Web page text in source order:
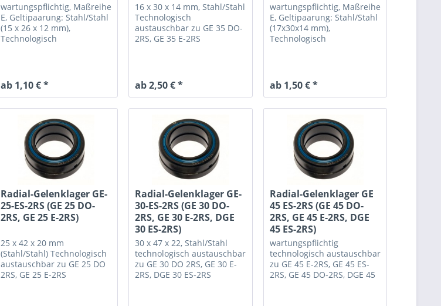
wartungspflichtig, Maßreihe
E, Geltipaarung: Stahl/Stahl
(15 x 26 x 12 mm),
Technologisch
ab 1,10 € *
16 x 30 x 14 mm, Stahl/Stahl
Technologisch
austauschbar zu GE 35 DO-
2RS, GE 35 E-2RS
ab 2,50 € *
wartungspflichtig, Maßreihe
E, Geltipaarung: Stahl/Stahl
(17x30x14 mm),
Technologisch
ab 1,50 € *
Radial-Gelenklager GE-
25-ES-2RS (GE 25 DO-
2RS, GE 25 E-2RS)
25 x 42 x 20 mm
(Stahl/Stahl) Technologisch
austauschbar zu GE 25 DO
2RS, GE 25 E-2RS
Radial-Gelenklager GE-
30-ES-2RS (GE 30 DO-
2RS, GE 30 E-2RS, DGE
30 ES-2RS)
30 x 47 x 22, Stahl/Stahl
technologisch austauschbar
zu GE 30 DO 2RS, GE 30 E-
2RS, DGE 30 ES-2RS
Radial-Gelenklager GE
45 ES-2RS (GE 45 DO-
2RS, GE 45 E-2RS, DGE
45 ES-2RS)
wartungspflichtig
technologisch austauschbar
zu GE 45 E-2RS, GE 45 ES-
2RS, GE 45 DO-2RS, DGE 45